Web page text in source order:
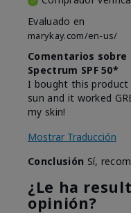
Evaluado en
marykay.com/en-us/
Comentarios sobre
Spectrum SPF 50*
I bought this
sun and it worked
my skin!
Mostrar Traducción
Conclusión Sí,
¿Le ha
opinión?